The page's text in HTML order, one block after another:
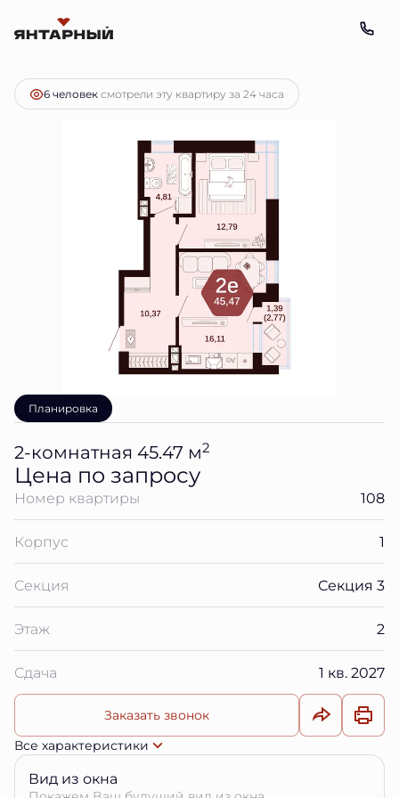
2-комнатная45.47 м Цена по запросу
6 человек смотрели эту квартиру за 24 часа
Планировка
2-комнатная 45.47 м2
Цена по запросу
Номер квартиры 108
Корпус 1
Секция Секция 3
Этаж 2
Сдача 1 кв. 2027
Заказать звонок
Все характеристики
Вид из окна